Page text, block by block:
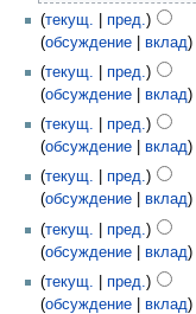
текущ.
пред.
обсуждение
вклад
текущ.
пред.
обсуждение
вклад
текущ.
пред.
обсуждение
вклад
текущ.
пред.
обсуждение
вклад
текущ.
пред.
обсуждение
вклад
текущ.
пред.
обсуждение
вклад